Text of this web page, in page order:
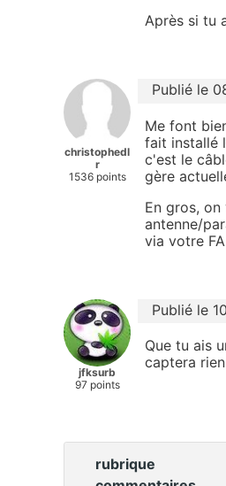
Après si tu
christophedl
r
1536 points
Publié le
Me font
fait installé
c'est le
gère
En gros,
antenne/
via votre
jfksurb
97 points
Publié le
Que tu ais
captera
rubrique